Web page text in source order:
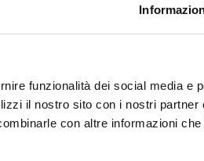
funzionalità dei social media e
il nostro sito con i nostri partner
con altre informazioni
principi contabili internazionali.
Banca d’Italia, ABI e altre fonti
areeAmministrazione,Contabilità